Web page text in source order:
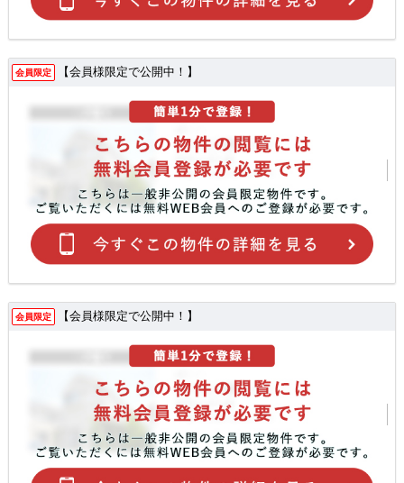
会員限定 【会員様限定で公開中！】
会員限定 【会員様限定で公開中！】